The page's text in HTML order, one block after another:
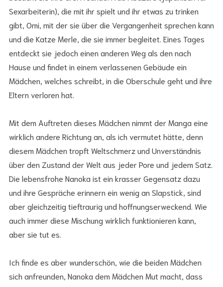
Sexarbeiterin), die mit ihr spielt und ihr etwas zu trinken
gibt, Omi, mit der sie über die Vergangenheit sprechen kann
und die Katze Merle, die sie immer begleitet. Eines Tages
entdeckt sie jedoch einen anderen Weg als den nach
Hause und findet in einem verlassenen Gebäude ein
Mädchen, welches schreibt, in die Oberschule geht und ihre
Eltern verloren hat.
Mit dem Auftreten dieses Mädchen nimmt der Manga eine
wirklich andere Richtung an, als ich vermutet hätte, denn
diesem Mädchen tropft Weltschmerz und Unverständnis
über den Zustand der Welt aus jeder Pore und jedem Satz.
Die lebensfrohe Nanoka ist ein krasser Gegensatz dazu
und ihre Gespräche erinnern ein wenig an Slapstick, sind
aber gleichzeitig tieftraurig und hoffnungserweckend. Wie
auch immer diese Mischung wirklich funktionieren kann,
aber sie tut es.
Ich finde es aber wunderschön, wie die beiden Mädchen
sich anfreunden, Nanoka dem Mädchen Mut macht, dass